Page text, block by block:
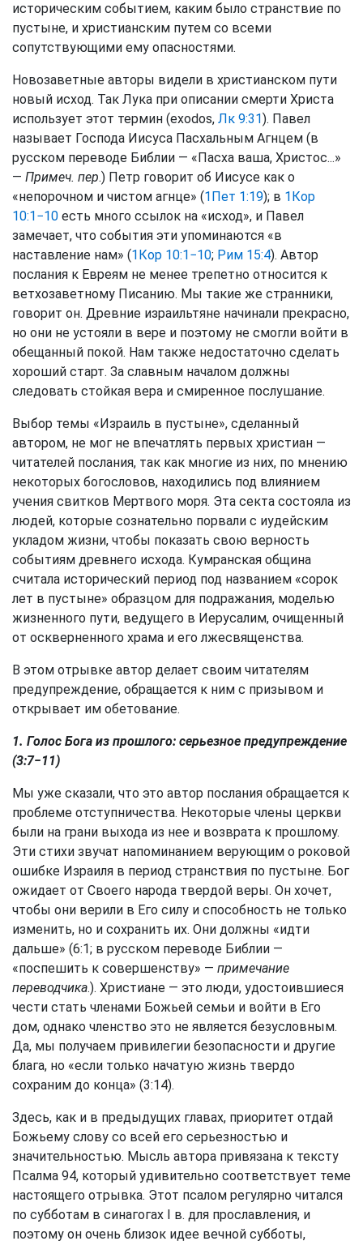
историческим событием, каким было странствие по
пустыне, и христианским путем со всеми
сопутствующими ему опасностями.
Новозаветные авторы видели в христианском пути
новый исход. Так Лука при описании смерти Христа
использует этот термин (exodos, Лк 9:31). Павел
называет Господа Иисуса Пасхальным Агнцем (в
русском переводе Библии — «Пасха ваша, Христос...»
— Примеч. пер.) Петр говорит об Иисусе как о
«непорочном и чистом агнце» (1Пет 1:19); в 1Кор
10:1−10 есть много ссылок на «исход», и Павел
замечает, что события эти упоминаются «в
наставление нам» (1Кор 10:1−10; Рим 15:4). Автор
послания к Евреям не менее трепетно относится к
ветхозаветному Писанию. Мы такие же странники,
говорит он. Древние израильтяне начинали прекрасно,
но они не устояли в вере и поэтому не смогли войти в
обещанный покой. Нам также недостаточно сделать
хороший старт. За славным началом должны
следовать стойкая вера и смиренное послушание.
Выбор темы «Израиль в пустыне», сделанный
автором, не мог не впечатлять первых христиан —
читателей послания, так как многие из них, по мнению
некоторых богословов, находились под влиянием
учения свитков Мертвого моря. Эта секта состояла из
людей, которые сознательно порвали с иудейским
укладом жизни, чтобы показать свою верность
событиям древнего исхода. Кумранская община
считала исторический период под названием «сорок
лет в пустыне» образцом для подражания, моделью
жизненного пути, ведущего в Иерусалим, очищенный
от оскверненного храма и его лжесвященства.
В этом отрывке автор делает своим читателям
предупреждение, обращается к ним с призывом и
открывает им обетование.
1. Голос Бога из прошлого: серьезное предупреждение
(3:7−11)
Мы уже сказали, что это автор послания обращается к
проблеме отступничества. Некоторые члены церкви
были на грани выхода из нее и возврата к прошлому.
Эти стихи звучат напоминанием верующим о роковой
ошибке Израиля в период странствия по пустыне. Бог
ожидает от Своего народа твердой веры. Он хочет,
чтобы они верили в Его силу и способность не только
изменить, но и сохранить их. Они должны «идти
дальше» (6:1; в русском переводе Библии —
«поспешить к совершенству» — примечание
переводчика.). Христиане — это люди, удостоившиеся
чести стать членами Божьей семьи и войти в Его
дом, однако членство это не является безусловным.
Да, мы получаем привилегии безопасности и другие
блага, но «если только начатую жизнь твердо
сохраним до конца» (3:14).
Здесь, как и в предыдущих главах, приоритет отдай
Божьему слову со всей его серьезностью и
значительностью. Мысль автора привязана к тексту
Псалма 94, который удивительно соответствует теме
настоящего отрывка. Этот псалом регулярно читался
по субботам в синагогах I в. для прославления, и
поэтому он очень близок идее вечной субботы,